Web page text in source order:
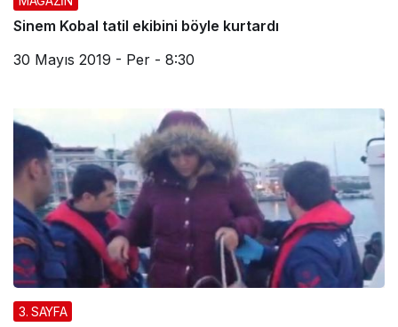
Sinem Kobal tatil ekibini böyle kurtardı
30 Mayıs 2019 - Per - 8:30
3. SAYFA